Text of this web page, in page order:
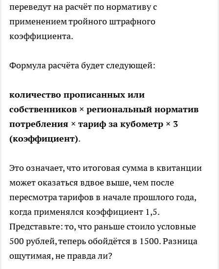
переведут на расчёт по нормативу с
применением тройного штрафного
коэффициента.
Формула расчёта будет следующей:
количество прописанных или
собственников × региональный норматив
потребления × тариф за кубометр × 3
(коэффициент).
Это означает, что итоговая сумма в квитанции
может оказаться вдвое выше, чем после
пересмотра тарифов в начале прошлого года,
когда применялся коэффициент 1,5.
Представьте: то, что раньше стоило условные
500 рублей, теперь обойдётся в 1500. Разница
ощутимая, не правда ли?